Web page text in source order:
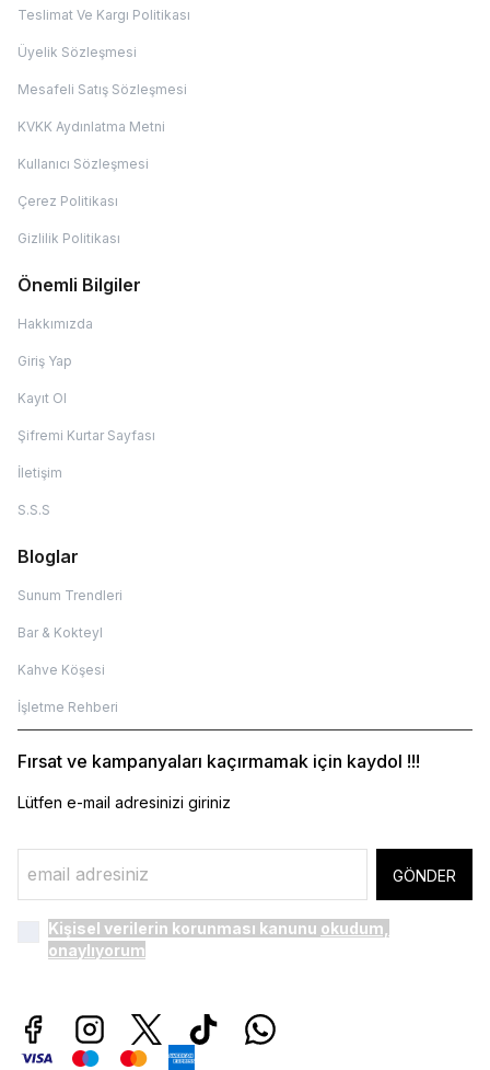
Teslimat Ve Kargı Politikası
Üyelik Sözleşmesi
Mesafeli Satış Sözleşmesi
KVKK Aydınlatma Metni
Kullanıcı Sözleşmesi
Çerez Politikası
Gizlilik Politikası
Önemli Bilgiler
Hakkımızda
Giriş Yap
Kayıt Ol
Şifremi Kurtar Sayfası
İletişim
S.S.S
Bloglar
Sunum Trendleri
Bar & Kokteyl
Kahve Köşesi
İşletme Rehberi
Fırsat ve kampanyaları kaçırmamak için kaydol !!!
Lütfen e-mail adresinizi giriniz
GÖNDER
Kişisel verilerin korunması kanunu okudum,
onaylıyorum